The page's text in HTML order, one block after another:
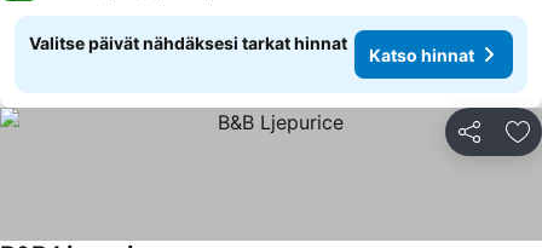
Valitse päivät nähdäksesi tarkat hinnat
Katso hinnat
Jaa